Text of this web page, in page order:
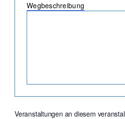
Wegbeschreibung
Veranstaltungen an diesem